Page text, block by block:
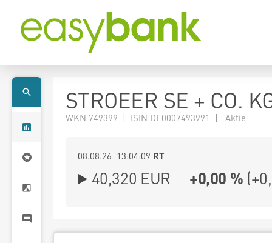
STROEER SE + CO.
WKN 749399 | ISIN DE0007493991 | Aktie
08.08.26 13:04:09 RT
40,320 EUR +0,00 % (